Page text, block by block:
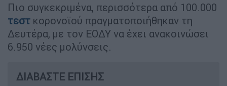
Πιο συγκεκριμένα, περισσότερα από 100.000
τεστ κορονοϊού πραγματοποιήθηκαν τη
Δευτέρα, με τον ΕΟΔΥ να έχει ανακοινώσει
6.950 νέες μολύνσεις.
ΔΙΑΒΑΣΤΕ ΕΠΙΣΗΣ